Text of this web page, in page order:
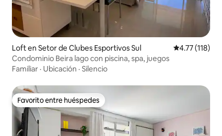
Loft en Setor de Clubes Esportivos Sul Calificación
4.77 (118)
Condominio Beira lago con piscina, spa, juegos
Familiar · Ubicación · Silencio
Favorito entre huéspedes
Favorito entre huéspedes